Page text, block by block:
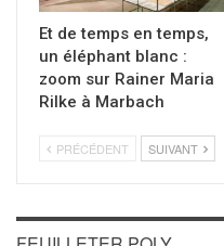
Et de temps en temps,
un éléphant blanc :
zoom sur Rainer Maria
Rilke à Marbach
PRÉCÉDENT SUIVANT